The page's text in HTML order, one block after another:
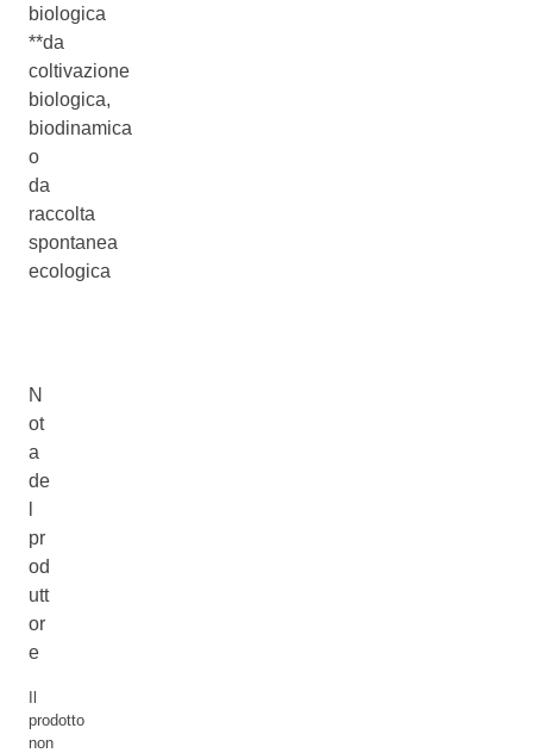
biologica
**da
coltivazione
biologica,
biodinamica
o
da
raccolta
spontanea
ecologica
N
ot
a
de
pr
od
utt
or
e
prodotto
non